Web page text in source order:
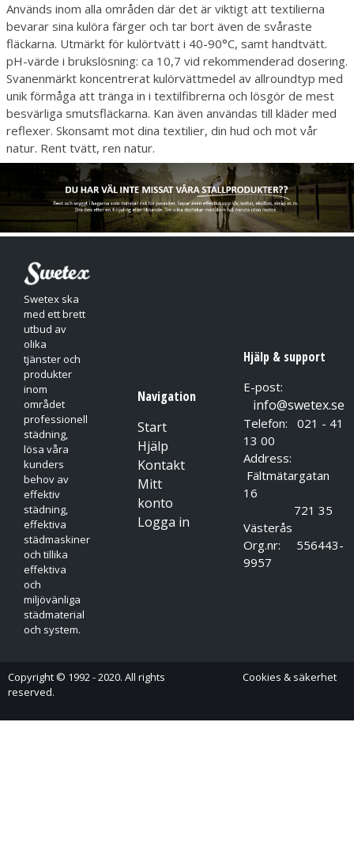
Används inom alla områden där det är viktigt att textilierna
bevarar sina kulöra färger och tar bort även de svåraste
fläckarna. Utmärkt för kulörtvätt i 40-90°C, samt handtvätt.
pH-värde i brukslösning: ca 10,7 vid rekommenderad dosering.
Svanenmärkt koncentrerat kulörvättmedel av allroundtyp med
unik förmåga att tränga in i textilfibrerna och lösgör de mest
besvärliga smutsfläckarna. Kan även användas till kläder med
reflexer. Skonsamt mot dina textilier, din hud och mot vår
natur. Rent tvätt, ren natur.
Swetex ska
med ett brett
utbud av
olika
tjänster och
produkter
inom
området
professionell
städning,
lösa våra
kunders
behov av
effektiv
städning,
effektiva
städmaskiner
och tillika
effektiva
och
miljövänliga
städmaterial
och system.
Navigation
Start
Hjälp
Kontakt
Mitt
konto
Logga in
Hjälp & support
E-post:
info@swetex.se
Telefon: 021 - 41
13 00
Address:
Fältmätargatan
16
721 35
Västerås
Org.nr: 556443-
9957
Copyright © 1992 - 2020. All rights
reserved.
Cookies & säkerhet